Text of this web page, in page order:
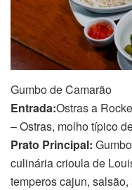
Gumbo de Camarão
Entrada:Ostras a
– Ostras, molho típico
Prato Principal:
culinária crioula de
temperos cajun,